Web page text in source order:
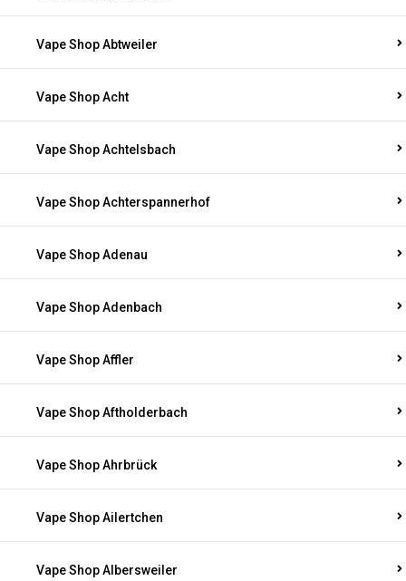
Vape Shop Abtweiler
Vape Shop Acht
Vape Shop Achtelsbach
Vape Shop Achterspannerhof
Vape Shop Adenau
Vape Shop Adenbach
Vape Shop Affler
Vape Shop Aftholderbach
Vape Shop Ahrbrück
Vape Shop Ailertchen
Vape Shop Albersweiler